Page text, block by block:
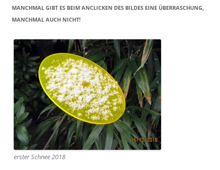
MANCHMAL GIBT ES BEIM ANCLICKEN DES BILDES EINE ÜBERRASCHUNG,
MANCHMAL AUCH NICHT!
erster Schnee 2018